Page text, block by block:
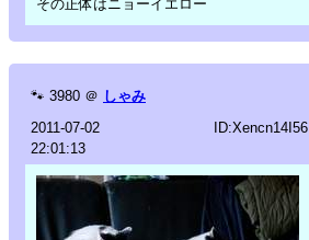
その正体はニョーイエロー
🐾 3980 ＠ しゃみ
2011-07-02
22:01:13
ID:Xencn14I56